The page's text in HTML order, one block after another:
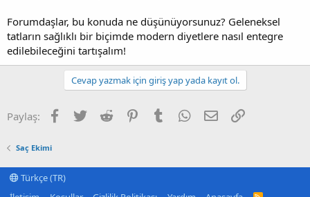
Forumdaşlar, bu konuda ne düşünüyorsunuz? Geleneksel
tatların sağlıklı bir biçimde modern diyetlere nasıl entegre
edilebileceğini tartışalım!
Cevap yazmak için giriş yap yada kayıt ol.
Paylaş: Facebook
TwitterReddit PinterestTumblrWhatsApp
E-postaLink
Saç Ekimi
Türkçe (TR)